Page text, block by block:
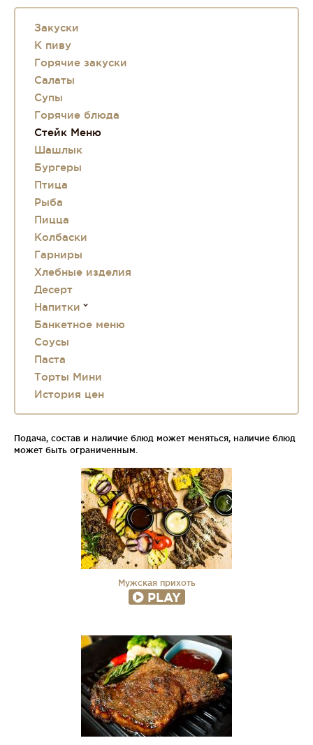
Закуски
К пиву
Горячие закуски
Салаты
Супы
Горячие блюда
Стейк Меню
Шашлык
Бургеры
Птица
Рыба
Пицца
Колбаски
Гарниры
Хлебные изделия
Десерт
Напитки
Банкетное меню
Соусы
Паста
Торты Мини
История цен
Подача, состав и наличие блюд может меняться, наличие блюд
может быть ограниченным.
Мужская прихоть
PLAY